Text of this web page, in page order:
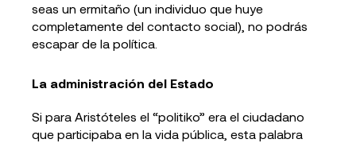
seas un ermitaño (un individuo que huye
completamente del contacto social), no podrás
escapar de la política.
La administración del Estado
Si para Aristóteles el “politiko” era el ciudadano
que participaba en la vida pública, esta palabra